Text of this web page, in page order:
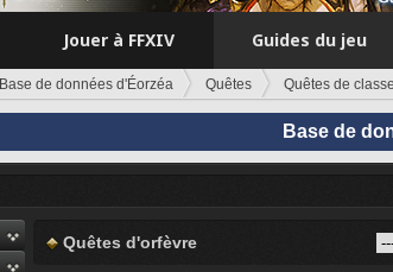
Jouer à FFXIV Guides du jeu
Base de données d'Éorzéa Quêtes Quêtes de
Base de
Quêtes d'orfèvre